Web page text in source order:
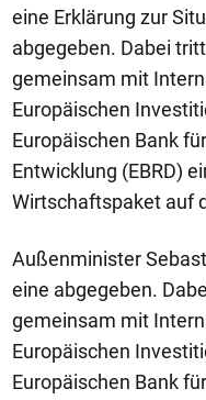
eine Erklärung zur
abgegeben. Dabei
gemeinsam mit
Europäischen
Europäischen Bank
Entwicklung (EBRD)
Wirtschaftspaket auf
Außenminister
eine abgegeben.
gemeinsam mit
Europäischen
Europäischen Bank